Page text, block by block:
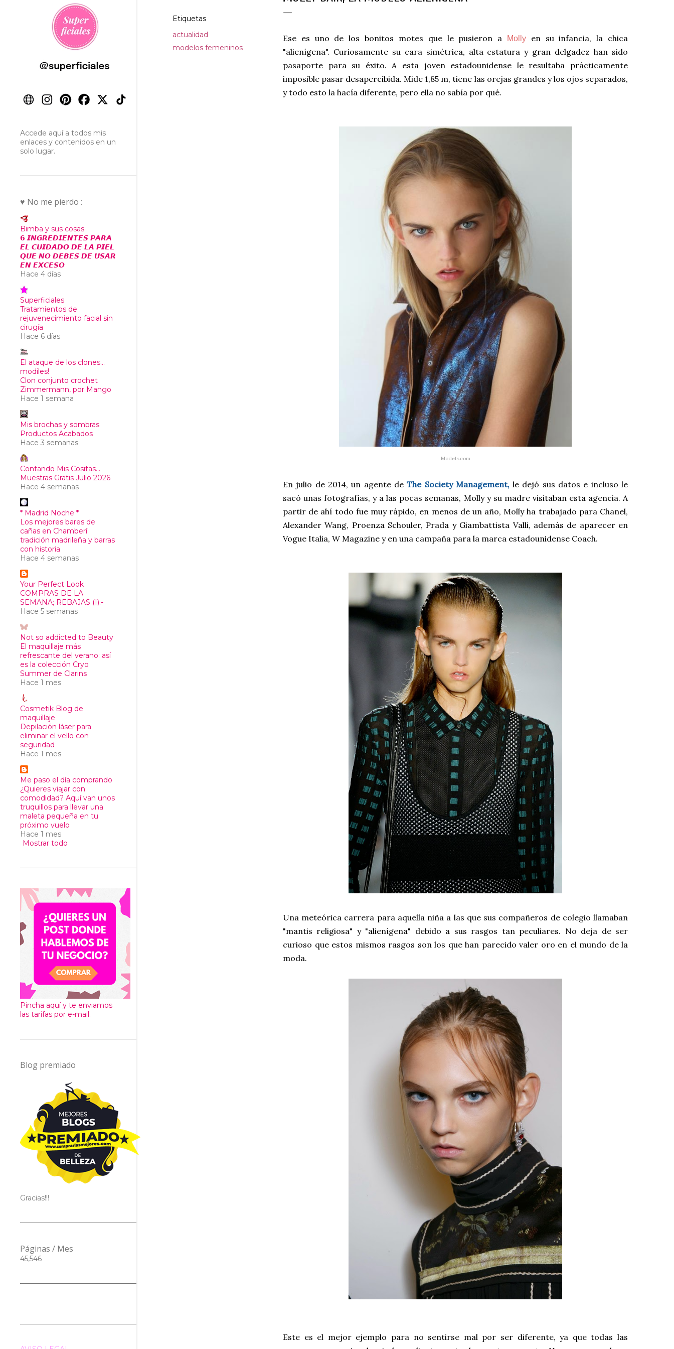
Etiquetas
actualidad
modelos femeninos
Ese es uno de los bonitos motes que le pusieron a Mollyen su infancia, la chica
"alienígena". Curiosamente su cara simétrica, alta estatura y gran delgadez han sido
pasaporte para su éxito. A esta joven estadounidense le resultaba prácticamente
imposible pasar desapercibida. Mide 1,85 m, tiene las orejas grandes y los ojos separados,
y todo esto la hacía diferente, pero ella no sabía por qué.
Models.com
En julio de 2014, un agente deThe Society Management, le dejó sus datos e incluso le
sacó unas fotografías, y a las pocas semanas, Molly y su madre visitaban esta agencia. A
partir de ahí todo fue muy rápido, en menos de un año, Molly ha trabajado para Chanel,
Alexander Wang, Proenza Schouler, Prada y Giambattista Valli, además de aparecer en
Vogue Italia, W Magazine y en una campaña para la marca estadounidense Coach.
Una meteórica carrera para aquella niña a las que sus compañeros de colegio llamaban
"mantis religiosa" y "alienígena" debido a sus rasgos tan peculiares. No deja de ser
curioso que estos mismos rasgos son los que han parecido valer oro en el mundo de la
moda.
Este es el mejor ejemplo para no sentirse mal por ser diferente, ya que todas las
Accede aquí a todos mis
enlaces y contenidos en un
solo lugar.
♥ No me pierdo :
Bimba y sus cosas
𝟲 𝙄𝙉𝙂𝙍𝙀𝘿𝙄𝙀𝙉𝙏𝙀𝙎 𝙋𝘼𝙍𝘼
𝙀𝙇 𝘾𝙐𝙄𝘿𝘼𝘿𝙊 𝘿𝙀 𝙇𝘼 𝙋𝙄𝙀𝙇
𝙌𝙐𝙀 𝙉𝙊 𝘿𝙀𝘽𝙀𝙎 𝘿𝙀 𝙐𝙎𝘼𝙍
𝙀𝙉 𝙀𝙓𝘾𝙀𝙎𝙊
Hace 4 días
Superficiales
Tratamientos de
rejuvenecimiento facial sin
cirugía
Hace 6 días
El ataque de los clones...
modiles!
Clon conjunto crochet
Zimmermann, por Mango
Hace 1 semana
Mis brochas y sombras
Productos Acabados
Hace 3 semanas
Contando Mis Cositas...
Muestras Gratis Julio 2026
Hace 4 semanas
* Madrid Noche *
Los mejores bares de
cañas en Chamberí:
tradición madrileña y barras
con historia
Hace 4 semanas
Your Perfect Look
COMPRAS DE LA
SEMANA; REBAJAS (I).-
Hace 5 semanas
Not so addicted to Beauty
El maquillaje más
refrescante del verano: así
es la colección Cryo
Summer de Clarins
Hace 1 mes
Cosmetik Blog de
maquillaje
Depilación láser para
eliminar el vello con
seguridad
Hace 1 mes
Me paso el día comprando
¿Quieres viajar con
comodidad? Aquí van unos
truquillos para llevar una
maleta pequeña en tu
próximo vuelo
Hace 1 mes
Mostrar todo
Pincha aquí y te enviamos
las tarifas por e-mail.
Blog premiado
Gracias!!!
Páginas / Mes
45,546